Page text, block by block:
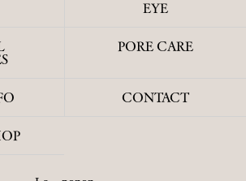
EYE
PORE CARE
CONTACT